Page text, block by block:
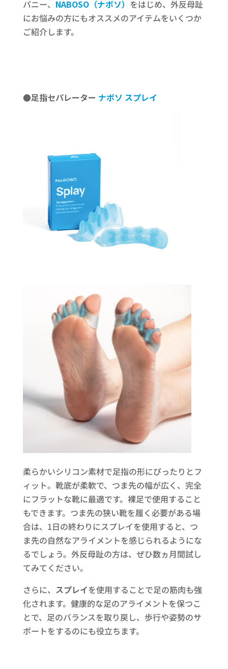
パニー、 NABOSO（ナボソ） をはじめ、外反母趾
にお悩みの方にもオススメのアイテムをいくつか
ご紹介します。
●足指セパレーター ナボソ スプレイ
柔らかいシリコン素材で足指の形にぴったりとフ
ィット。靴底が柔軟で、つま先の幅が広く、完全
にフラットな靴に最適です。裸足で使用すること
もできます。つま先の狭い靴を履く必要がある場
合は、1日の終わりにスプレイを使用すると、つ
ま先の自然なアライメントを感じられるようにな
るでしょう。外反母趾の方は、ぜひ数ヵ月間試し
てみてください。
さらに、 スプレイを使用することで足の筋肉も強
化されます。健康的な足のアライメントを保つこ
とで、足のバランスを取り戻し、歩行や姿勢のサ
ポートをするのにも役立ちます。